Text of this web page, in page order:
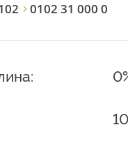
0102 31 000 0